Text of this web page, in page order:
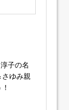
子の名
ゆみ親